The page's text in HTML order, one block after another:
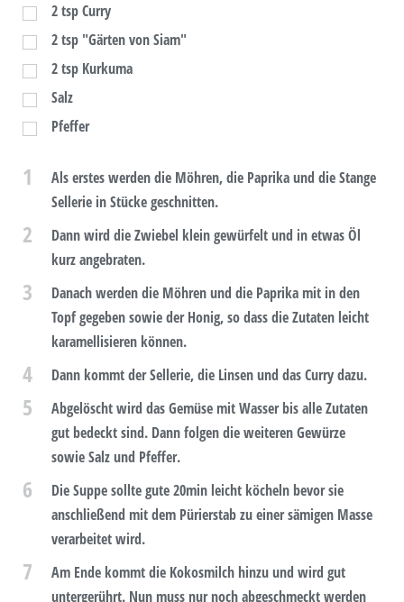
2tspCurry
2tsp "Gärten von Siam"
2tsp Kurkuma
Salz
Pfeffer
1
Als erstes werden die Möhren, die Paprika und die Stange
Sellerie in Stücke geschnitten.
2
Dann wird die Zwiebel klein gewürfelt und in etwas Öl
kurz angebraten.
3
Danach werden die Möhren und die Paprika mit in den
Topf gegeben sowie der Honig, so dass die Zutaten leicht
karamellisieren können.
4 Dann kommt der Sellerie, die Linsen und das Curry dazu.
5
Abgelöscht wird das Gemüse mit Wasser bis alle Zutaten
gut bedeckt sind. Dann folgen die weiteren Gewürze
sowie Salz und Pfeffer.
6
Die Suppe sollte gute 20min leicht köcheln bevor sie
anschließend mit dem Pürierstab zu einer sämigen Masse
verarbeitet wird.
7
Am Ende kommt die Kokosmilch hinzu und wird gut
untergerührt. Nun muss nur noch abgeschmeckt werden